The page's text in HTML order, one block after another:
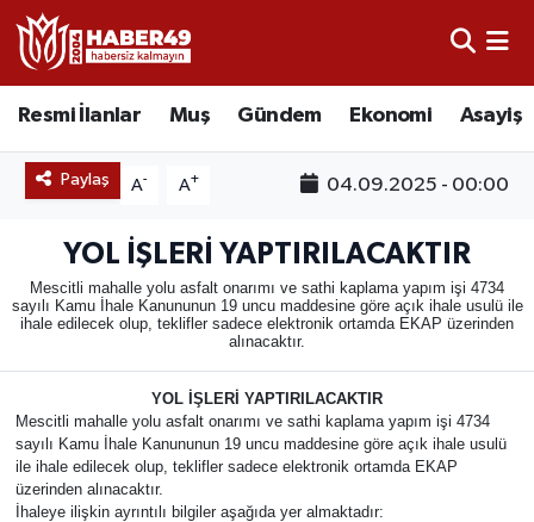
Resmi İlanlar Muş Gündem Ekonomi Asayiş
Paylaş A- A+ 04.09.2025 - 00:00
YOL İŞLERİ YAPTIRILACAKTIR
Mescitli mahalle yolu asfalt onarımı ve sathi kaplama yapım işi 4734
sayılı Kamu İhale Kanununun 19 uncu maddesine göre açık ihale usulü ile
ihale edilecek olup, teklifler sadece elektronik ortamda EKAP üzerinden
alınacaktır.
YOL İŞLERİ YAPTIRILACAKTIR
Mescitli mahalle yolu asfalt onarımı ve sathi kaplama yapım işi 4734
sayılı Kamu İhale Kanununun 19 uncu maddesine göre açık ihale usulü
ile ihale edilecek olup, teklifler sadece elektronik ortamda EKAP
üzerinden alınacaktır.
İhaleye ilişkin ayrıntılı bilgiler aşağıda yer almaktadır:
Resmi İlanlar
Asayiş
Ekonomi
Gündem
Spor
Uşak Nöbetçi Eczaneler
Uşak Hava Durumu
Uşak Trafik Yoğunluk Haritası
TFF 2.Lig Kırmızı Grup Puan Durumu ve Fikstür
Tüm Manşetler
Son Dakika Haberleri
Haber Arşivi